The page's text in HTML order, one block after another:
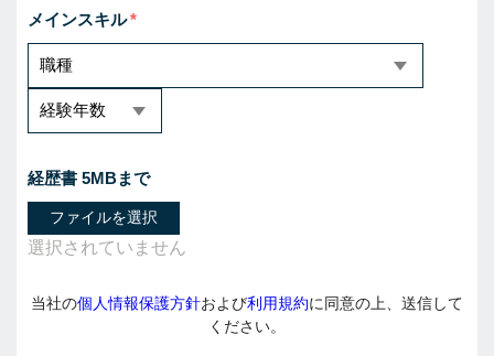
メインスキル
経歴書 5MBまで
ファイルを選択
当社の個人情報保護方針および利用規約に同意の上、送信して
ください。